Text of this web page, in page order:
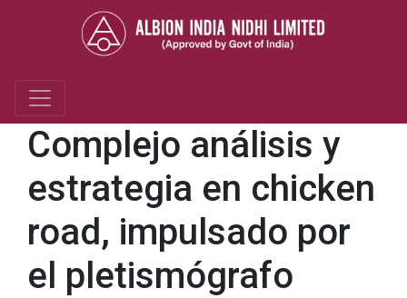
Complejo análisis y
estrategia en chicken
road, impulsado por
el pletismógrafo